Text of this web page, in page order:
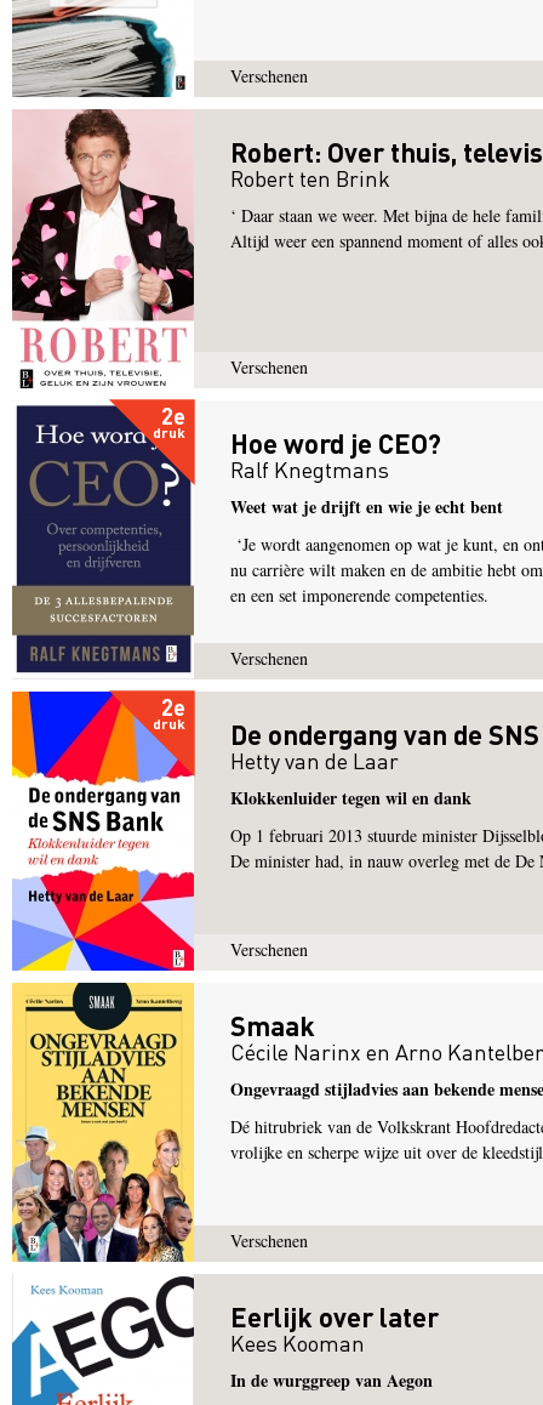
Verschenen
Robert: Over thuis,
Robert ten Brink
‘ Daar staan we weer. Met bijna de hele
Altijd weer een spannend moment of alles
Verschenen
2e
druk Hoe word je CEO?
Ralf Knegtmans
Weet wat je drijft en wie je echt bent
‘Je wordt aangenomen op wat je kunt, en
nu carrière wilt maken en de ambitie hebt
en een set imponerende competenties.
Verschenen
2e
druk De ondergang van de
Hetty van de Laar
Klokkenluider tegen wil en dank
Op 1 februari 2013 stuurde minister
De minister had, in nauw overleg met de De
Verschenen
Smaak
Cécile Narinx en Arno
Ongevraagd stijladvies aan bekende
Dé hitrubriek van de Volkskrant
vrolijke en scherpe wijze uit over de
Verschenen
Eerlijk over later
Kees Kooman
In de wurggreep van Aegon